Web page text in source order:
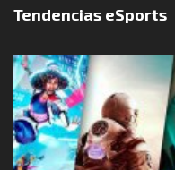
Tendencias eSports